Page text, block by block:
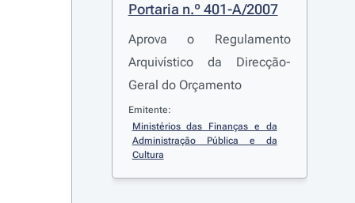
Portaria n.º 401-A/2007
Aprova o Regulamento
Arquivístico da Direcção-
Geral do Orçamento
Emitente:
Ministérios das Finanças e da
Administração Pública e da
Cultura